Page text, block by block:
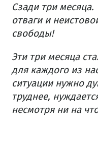
Сзади три
отваги и
свободы!
Эти три месяца
для каждого из
ситуации нужно
труднее,
несмотря ни на